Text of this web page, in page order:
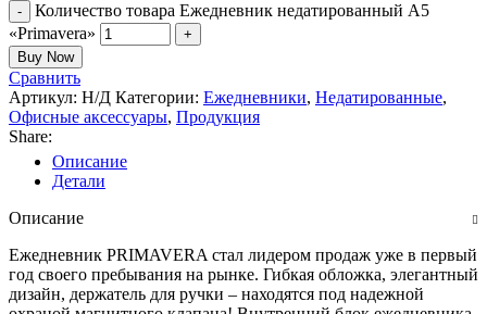
Количество товара Ежедневник недатированный А5
«Primavera»
Buy Now
Сравнить
Артикул: Н/Д Категории: Ежедневники, Недатированные,
Офисные аксессуары, Продукция
Share:
Описание
Детали
Описание
Ежедневник PRIMAVERA стал лидером продаж уже в первый
год своего пребывания на рынке. Гибкая обложка, элегантный
дизайн, держатель для ручки – находятся под надежной